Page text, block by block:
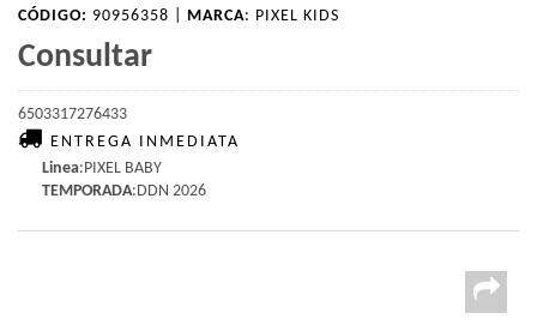
CÓDIGO: 90956358 | MARCA: PIXEL KIDS
Consultar
6503317276433
ENTREGA INMEDIATA
Linea:PIXEL BABY
TEMPORADA:DDN 2026